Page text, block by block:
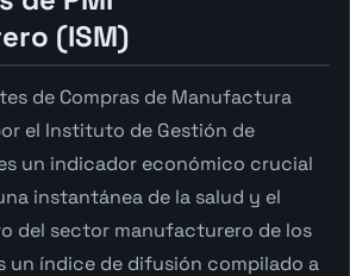
(ISM)
de Compras de Manufactura
el Instituto de Gestión de
un indicador económico crucial
instantánea de la salud y el
del sector manufacturero de los
un índice de difusión compilado a